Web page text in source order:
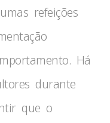
refeições
Há
durante
que o